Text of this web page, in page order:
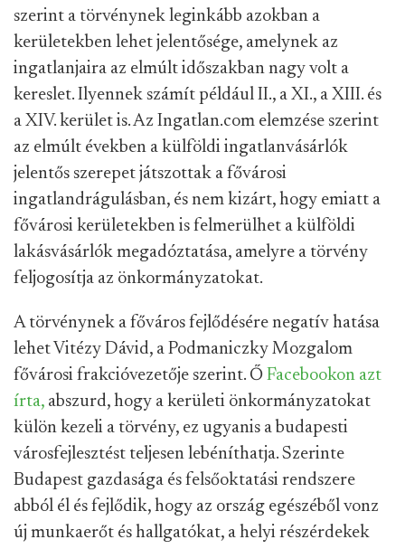
szerint a törvénynek leginkább azokban a
kerületekben lehet jelentősége, amelynek az
ingatlanjaira az elmúlt időszakban nagy volt a
kereslet. Ilyennek számít például II., a XI., a XIII. és
a XIV. kerület is. Az Ingatlan.com elemzése szerint
az elmúlt években a külföldi ingatlanvásárlók
jelentős szerepet játszottak a fővárosi
ingatlandrágulásban, és nem kizárt, hogy emiatt a
fővárosi kerületekben is felmerülhet a külföldi
lakásvásárlók megadóztatása, amelyre a törvény
feljogosítja az önkormányzatokat.
A törvénynek a főváros fejlődésére negatív hatása
lehet Vitézy Dávid, a Podmaniczky Mozgalom
fővárosi frakcióvezetője szerint. Ő Facebookon azt
írta, abszurd, hogy a kerületi önkormányzatokat
külön kezeli a törvény, ez ugyanis a budapesti
városfejlesztést teljesen lebéníthatja. Szerinte
Budapest gazdasága és felsőoktatási rendszere
abból él és fejlődik, hogy az ország egészéből vonz
új munkaerőt és hallgatókat, a helyi részérdekek